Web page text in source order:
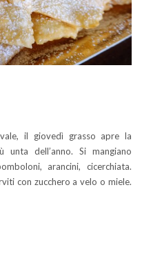
il giovedì grasso apre la
dell’anno. Si mangiano
arancini, cicerchiata.
con zucchero a velo o miele.